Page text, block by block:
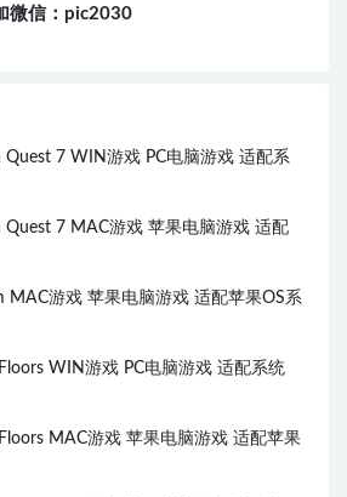
微信：pic2030
Quest 7 WIN游戏 PC电脑游戏 适配系
Quest 7 MAC游戏 苹果电脑游戏 适配
MAC游戏 苹果电脑游戏 适配苹果OS系
WIN游戏 PC电脑游戏 适配系统
MAC游戏 苹果电脑游戏 适配苹果